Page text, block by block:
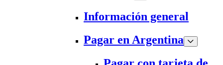
Información general
Pagar en Argentina